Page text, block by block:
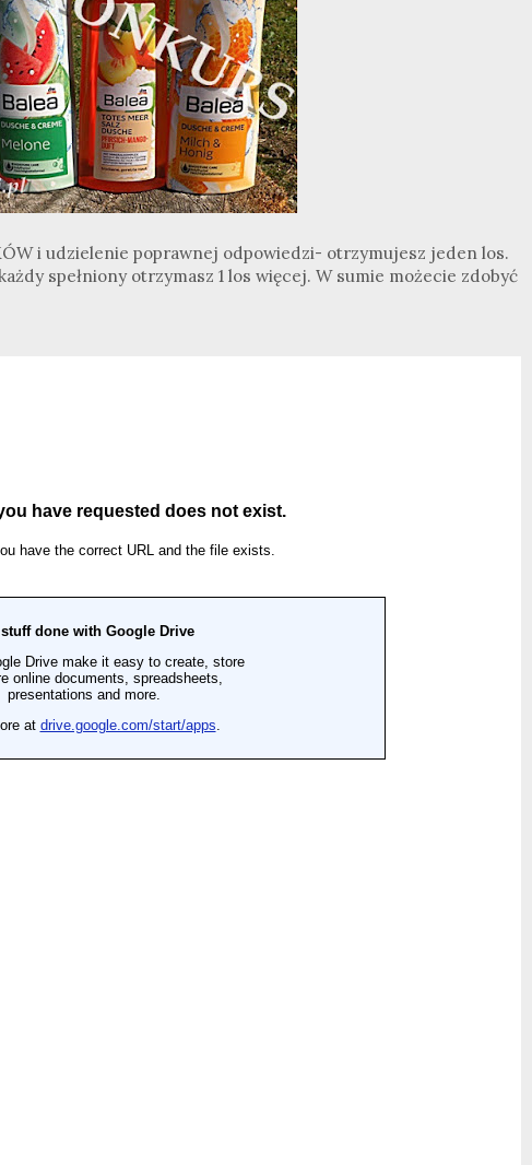
i udzielenie poprawnej odpowiedzi- otrzymujesz jeden los.
spełniony otrzymasz 1 los więcej. W sumie możecie zdobyć